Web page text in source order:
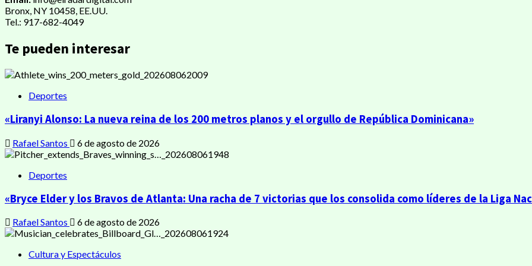
Bronx, NY 10458, EE.UU.
Tel.: 917-682-4049
Te pueden interesar
Deportes
«Liranyi Alonso: La nueva reina de los 200 metros planos y el orgullo de República Dominicana»
Rafael Santos 6 de agosto de 2026
Deportes
«Bryce Elder y los Bravos de Atlanta: Una racha de 7 victorias que los consolida como líderes de la Liga
Rafael Santos 6 de agosto de 2026
Cultura y Espectáculos